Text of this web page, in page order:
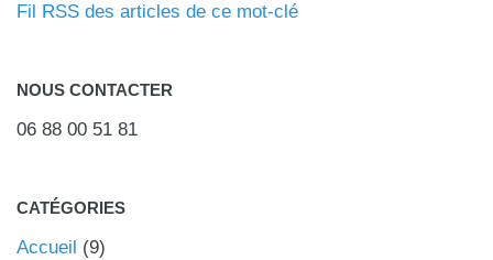
Fil RSS des articles de ce mot-clé
NOUS CONTACTER
06 88 00 51 81
CATÉGORIES
Accueil (9)